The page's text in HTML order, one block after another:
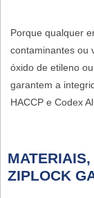
Porque qualquer
contaminantes ou
óxido de etileno
garantem a
HACCP e Codex
ZIPLOCK